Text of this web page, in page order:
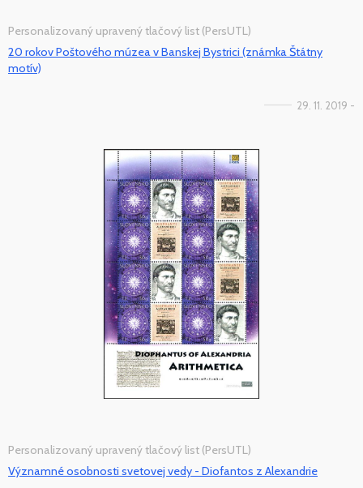
Personalizovaný upravený tlačový list (PersUTL)
20 rokov Poštového múzea v Banskej Bystrici (známka Štátny
motív)
29. 11. 2019 -
Personalizovaný upravený tlačový list (PersUTL)
Významné osobnosti svetovej vedy - Diofantos z Alexandrie